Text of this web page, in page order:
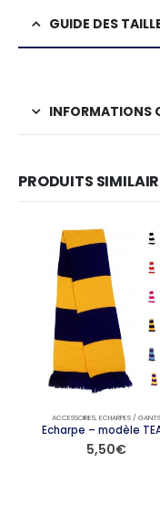
GUIDE DES
INFORMATIONS
PRODUITS
ACCESSOIRES, ECHARPES / GANTS
Echarpe – modèle
5,50€